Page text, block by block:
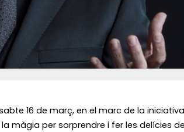
16 de març, en el marc de la
màgia per sorprendre i fer les delícies